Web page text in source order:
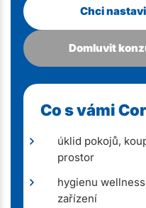
Chci
Domluvit
Co s vámi
úklid pokojů,
prostor
hygienu
zařízení